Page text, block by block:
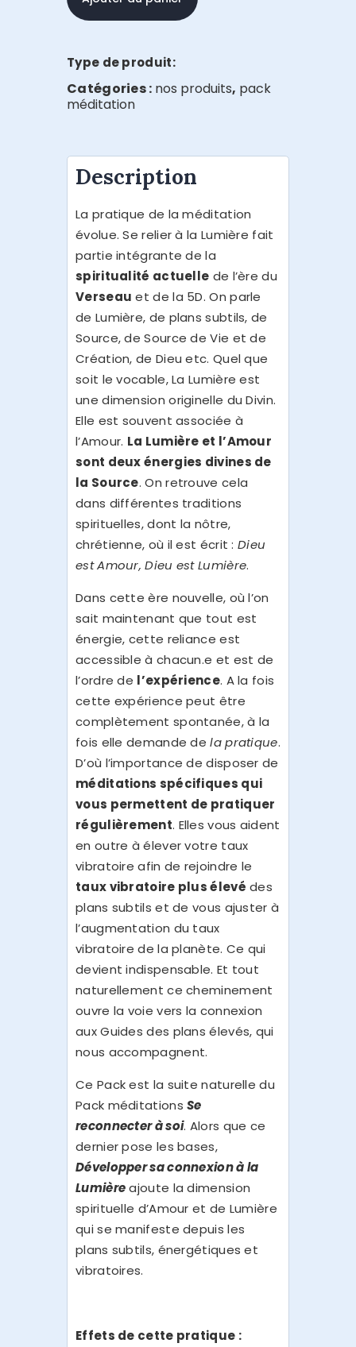
Type de produit:
Catégories : nos produits, pack
méditation
Description
La pratique de la méditation
évolue. Se relier à la Lumière fait
partie intégrante de la
spiritualité actuelle de l’ère du
Verseau et de la 5D. On parle
de Lumière, de plans subtils, de
Source, de Source de Vie et de
Création, de Dieu etc. Quel que
soit le vocable, La Lumière est
une dimension originelle du Divin.
Elle est souvent associée à
l’Amour. La Lumière et l’Amour
sont deux énergies divines de
la Source. On retrouve cela
dans différentes traditions
spirituelles, dont la nôtre,
chrétienne, où il est écrit :Dieu
est Amour, Dieu est Lumière.
Dans cette ère nouvelle, où l’on
sait maintenant que tout est
énergie, cette reliance est
accessible à chacun.e et est de
l’ordre de l’expérience. A la fois
cette expérience peut être
complètement spontanée, à la
fois elle demande dela pratique.
D’où l’importance de disposer de
méditations spécifiques qui
vous permettent de pratiquer
régulièrement. Elles vous aident
en outre à élever votre taux
vibratoire afin de rejoindre le
taux vibratoire plus élevé des
plans subtils et de vous ajuster à
l’augmentation du taux
vibratoire de la planète. Ce qui
devient indispensable. Et tout
naturellement ce cheminement
ouvre la voie vers la connexion
aux Guides des plans élevés, qui
nous accompagnent.
Ce Pack est la suite naturelle du
Pack méditationsSe
reconnecter à soi. Alors que ce
dernier pose les bases,
Développer sa connexion à la
Lumièreajoute la dimension
spirituelle d’Amour et de Lumière
qui se manifeste depuis les
plans subtils, énergétiques et
vibratoires.
Effets de cette pratique :